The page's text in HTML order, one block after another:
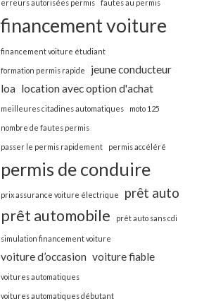
erreurs autorisées permis fautes au permis
financement voiture
financement voiture étudiant
formation permis rapide
jeune conducteur
loa location avec option d'achat
meilleures citadines automatiques moto 125
nombre de fautes permis
passer le permis rapidement permis accéléré
permis de conduire
prix assurance voiture électrique prêt auto
prêt automobile prêt auto sans cdi
simulation financement voiture
voiture d’occasion voiture fiable
voitures automatiques
voitures automatiques débutant